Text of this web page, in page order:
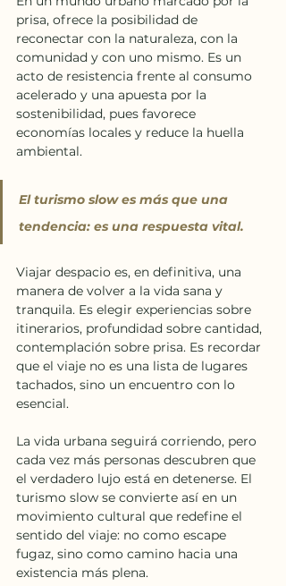
prisa, ofrece la posibilidad de
reconectar con la naturaleza, con la
comunidad y con uno mismo. Es un
acto de resistencia frente al consumo
acelerado y una apuesta por la
sostenibilidad, pues favorece
economías locales y reduce la huella
ambiental.
El turismo slow es más que una
tendencia: es una respuesta vital.
Viajar despacio es, en definitiva, una
manera de volver a la vida sana y
tranquila. Es elegir experiencias sobre
itinerarios, profundidad sobre cantidad,
contemplación sobre prisa. Es recordar
que el viaje no es una lista de lugares
tachados, sino un encuentro con lo
esencial.
La vida urbana seguirá corriendo, pero
cada vez más personas descubren que
el verdadero lujo está en detenerse. El
turismo slow se convierte así en un
movimiento cultural que redefine el
sentido del viaje: no como escape
fugaz, sino como camino hacia una
existencia más plena.